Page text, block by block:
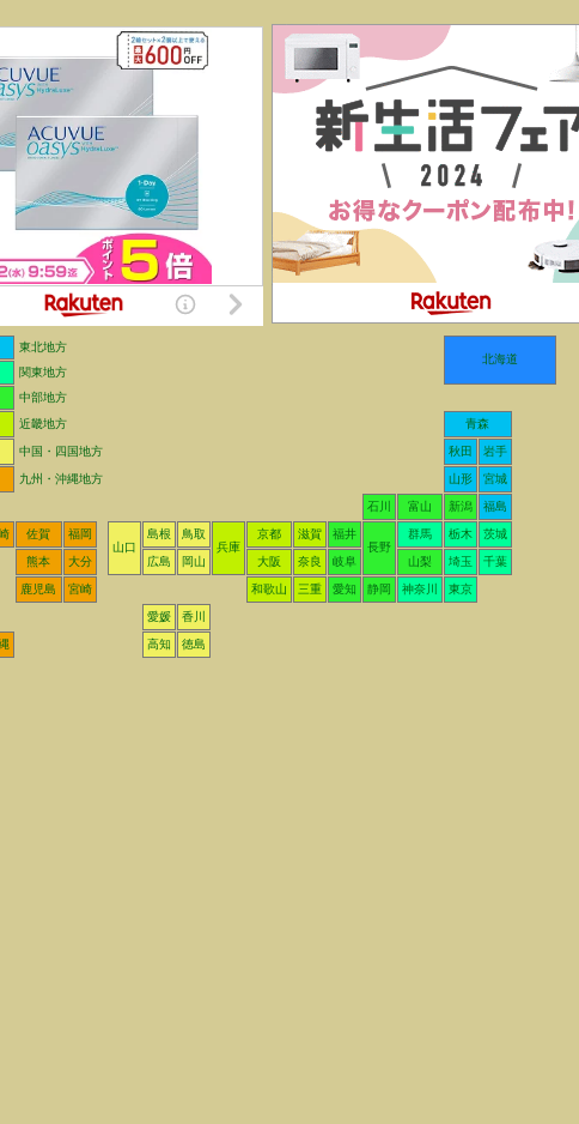
東北地方
北海道
関東地方
中部地方
近畿地方
青森
中国・四国地方 秋田 岩手
九州・沖縄地方 山形 宮城
石川 富山 新潟 福島
佐賀
福岡
山口
島根
鳥取
兵庫
京都 滋賀
福井
長野
群馬 栃木 茨城
熊本 大分 広島 岡山 大阪 奈良 岐阜 山梨 埼玉 千葉
鹿児島 宮崎 和歌山 三重 愛知 静岡 神奈川 東京
愛媛 香川
高知 徳島